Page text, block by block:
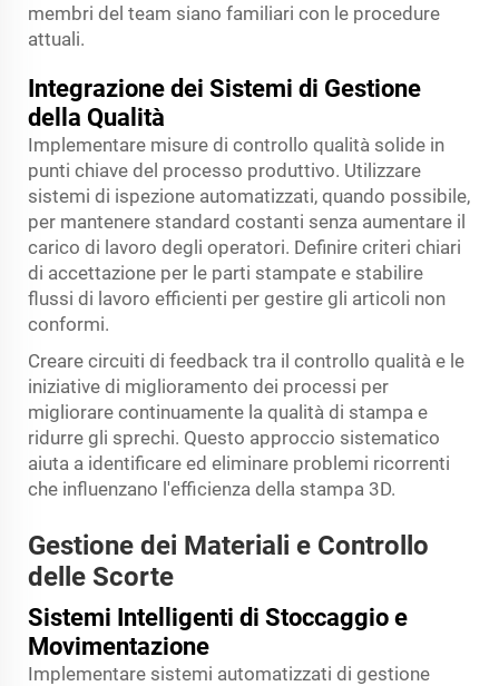
membri del team siano familiari con le procedure
attuali.
Integrazione dei Sistemi di Gestione
della Qualità
Implementare misure di controllo qualità solide in
punti chiave del processo produttivo. Utilizzare
sistemi di ispezione automatizzati, quando possibile,
per mantenere standard costanti senza aumentare il
carico di lavoro degli operatori. Definire criteri chiari
di accettazione per le parti stampate e stabilire
flussi di lavoro efficienti per gestire gli articoli non
conformi.
Creare circuiti di feedback tra il controllo qualità e le
iniziative di miglioramento dei processi per
migliorare continuamente la qualità di stampa e
ridurre gli sprechi. Questo approccio sistematico
aiuta a identificare ed eliminare problemi ricorrenti
che influenzano l'efficienza della stampa 3D.
Gestione dei Materiali e Controllo
delle Scorte
Sistemi Intelligenti di Stoccaggio e
Movimentazione
Implementare sistemi automatizzati di gestione